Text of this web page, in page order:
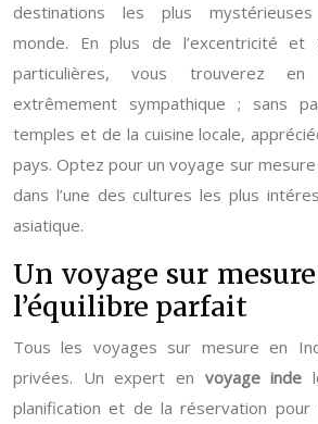
destinations les plus
monde. En plus de l’excentricité et
particulières, vous trouverez
extrêmement sympathique ; sans
temples et de la cuisine locale,
pays. Optez pour un voyage sur
dans l’une des cultures les plus
asiatique.
Un voyage sur
l’équilibre parfait
Tous les voyages sur mesure en
privées. Un expert en voyage inde
planification et de la réservation pour